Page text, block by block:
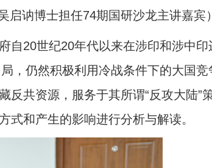
启讷博士担任74期国研沙龙主讲嘉宾）
20世纪20年代以来在涉印和涉中
，仍然积极利用冷战条件下的大国
共资源，服务于其所谓“反攻大陆”
和产生的影响进行分析与解读。